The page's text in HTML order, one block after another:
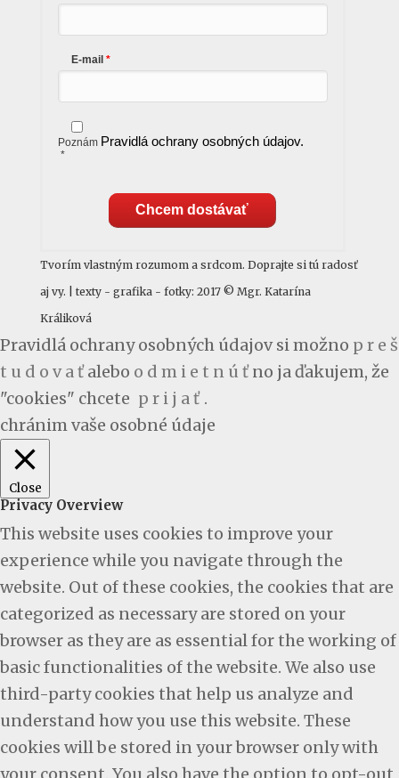
E-mail
Poznám Pravidlá ochrany osobných údajov.
*
Chcem dostávať
Tvorím vlastným rozumom a srdcom. Doprajte si tú radosť
aj vy. | texty - grafika - fotky: 2017 © Mgr. Katarína
Králiková
Pravidlá ochrany osobných údajov si možno p r e š
t u d o v a ťalebo o d m i e t n ú ťno ja ďakujem, že
"cookies" chcete p r i j a ť .
chránim vaše osobné údaje
Close
Privacy Overview
This website uses cookies to improve your
experience while you navigate through the
website. Out of these cookies, the cookies that are
categorized as necessary are stored on your
browser as they are as essential for the working of
basic functionalities of the website. We also use
third-party cookies that help us analyze and
understand how you use this website. These
cookies will be stored in your browser only with